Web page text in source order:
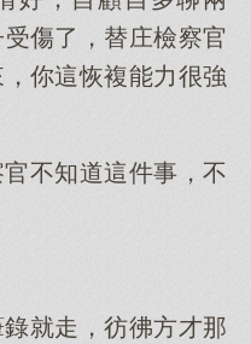
傷了，替庄檢察官
你這恢複能力很強
不知道這件事，不
就走，彷彿方才那